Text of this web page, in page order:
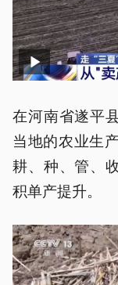
在河南省遂平
当地的农业生
耕、种、管、
积单产提升。